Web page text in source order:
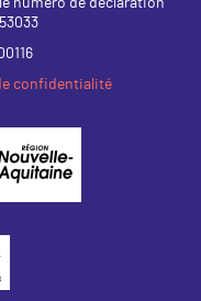
numéro de déclaration
confidentialité